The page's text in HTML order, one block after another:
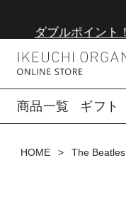
夏
商品一覧 ギフト
HOME The